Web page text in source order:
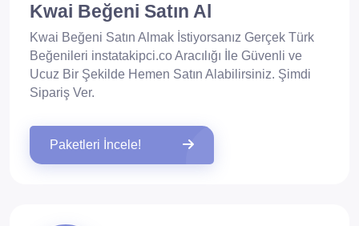
Kwai Beğeni Satın Al
Kwai Beğeni Satın Almak İstiyorsanız Gerçek Türk
Beğenileri instatakipci.co Aracılığı İle Güvenli ve
Ucuz Bir Şekilde Hemen Satın Alabilirsiniz. Şimdi
Sipariş Ver.
Paketleri İncele!